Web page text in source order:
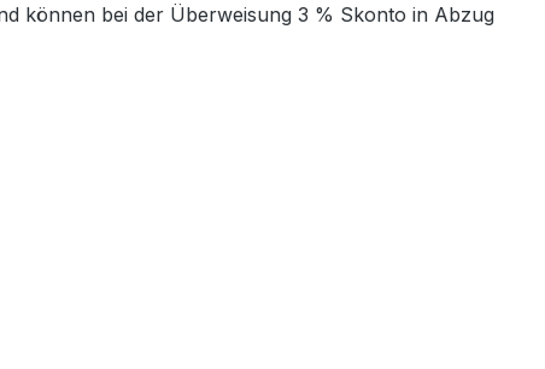
können bei der Überweisung 3 % Skonto in Abzug